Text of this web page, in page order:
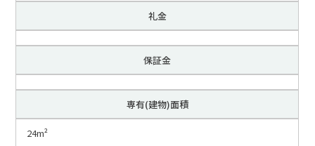
礼金
保証金
専有(建物)面積
24m²